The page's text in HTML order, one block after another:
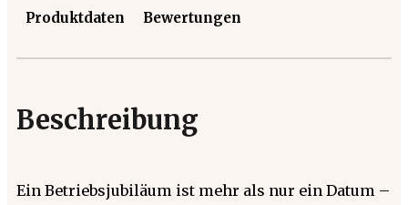
Produktdaten Bewertungen
Beschreibung
Ein Betriebsjubiläum ist mehr als nur ein Datum –